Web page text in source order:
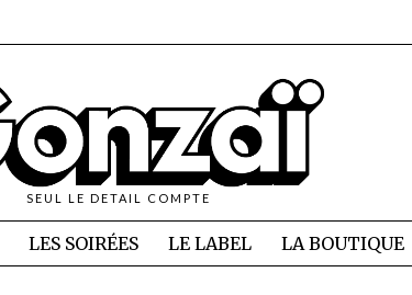
SEUL LE DETAIL COMPTE
LES SOIRÉES LE LABEL LA BOUTIQUE